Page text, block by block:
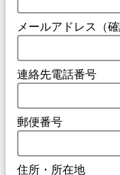
メールアドレス（確
連絡先電話番号
郵便番号
住所・所在地